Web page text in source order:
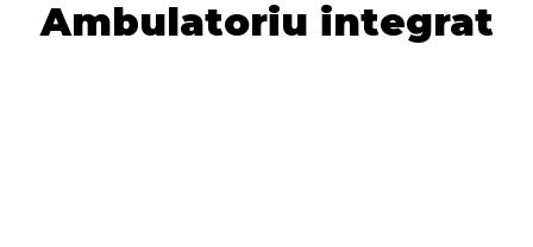
Ambulatoriu integrat